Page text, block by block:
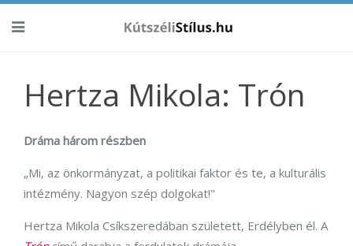
Hertza Mikola: Trón
Dráma három részben
„Mi, az önkormányzat, a politikai faktor és te, a kulturális
intézmény. Nagyon szép dolgokat!"
Hertza Mikola Csíkszeredában született, Erdélyben él. A